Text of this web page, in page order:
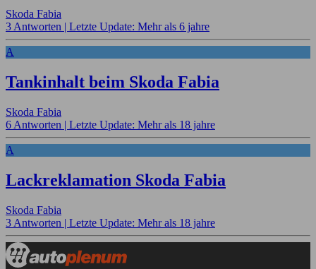
Skoda Fabia
3 Antworten | Letzte Update: Mehr als 6 jahre
A
Tankinhalt beim Skoda Fabia
Skoda Fabia
6 Antworten | Letzte Update: Mehr als 18 jahre
A
Lackreklamation Skoda Fabia
Skoda Fabia
3 Antworten | Letzte Update: Mehr als 18 jahre